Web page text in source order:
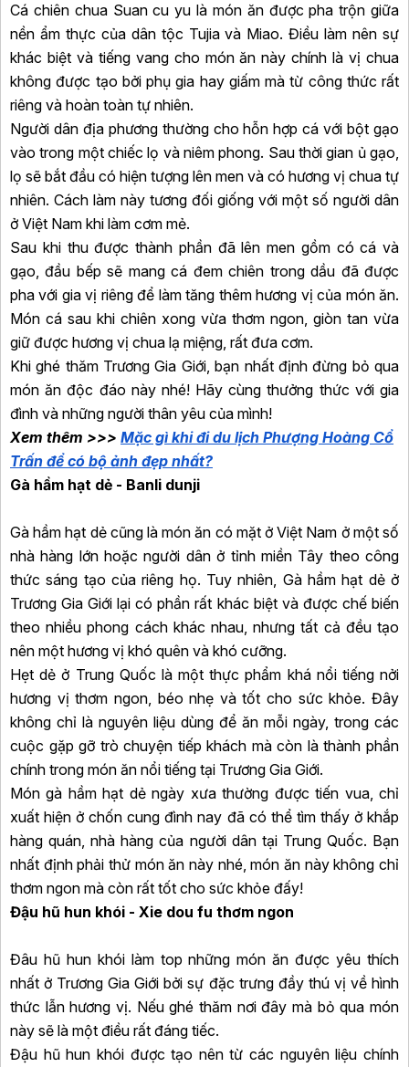
Cá chiên chua Suan cu yu là món ăn được pha trộn giữa
nền ẩm thực của dân tộc Tujia và Miao. Điều làm nên sự
khác biệt và tiếng vang cho món ăn này chính là vị chua
không được tạo bởi phụ gia hay giấm mà từ công thức rất
riêng và hoàn toàn tự nhiên.
Người dân địa phương thường cho hỗn hợp cá với bột gạo
vào trong một chiếc lọ và niêm phong. Sau thời gian ủ gạo,
lọ sẽ bắt đầu có hiện tượng lên men và có hương vị chua tự
nhiên. Cách làm này tương đối giống với một số người dân
ở Việt Nam khi làm cơm mẻ.
Sau khi thu được thành phần đã lên men gồm có cá và
gạo, đầu bếp sẽ mang cá đem chiên trong dầu đã được
pha với gia vị riêng để làm tăng thêm hương vị của món ăn.
Món cá sau khi chiên xong vừa thơm ngon, giòn tan vừa
giữ được hương vị chua lạ miệng, rất đưa cơm.
Khi ghé thăm Trương Gia Giới, bạn nhất định đừng bỏ qua
món ăn độc đáo này nhé! Hãy cùng thưởng thức với gia
đình và những người thân yêu của mình!
Xem thêm >>> Mặc gì khi đi du lịch Phượng Hoàng Cổ
Trấn để có bộ ảnh đẹp nhất?
Gà hầm hạt dẻ - Banli dunji
Gà hầm hạt dẻ cũng là món ăn có mặt ở Việt Nam ở một số
nhà hàng lớn hoặc người dân ở tỉnh miền Tây theo công
thức sáng tạo của riêng họ. Tuy nhiên, Gà hầm hạt dẻ ở
Trương Gia Giới lại có phần rất khác biệt và được chế biến
theo nhiều phong cách khác nhau, nhưng tất cả đều tạo
nên một hương vị khó quên và khó cưỡng.
Hẹt dẻ ở Trung Quốc là một thực phẩm khá nổi tiếng nởi
hương vị thơm ngon, béo nhẹ và tốt cho sức khỏe. Đây
không chỉ là nguyên liệu dùng để ăn mỗi ngày, trong các
cuộc gặp gỡ trò chuyện tiếp khách mà còn là thành phần
chính trong món ăn nổi tiếng tại Trương Gia Giới.
Món gà hầm hạt dẻ ngày xưa thường được tiến vua, chỉ
xuất hiện ở chốn cung đình nay đã có thể tìm thấy ở khắp
hàng quán, nhà hàng của người dân tại Trung Quốc. Bạn
nhất định phải thử món ăn này nhé, món ăn này không chỉ
thơm ngon mà còn rất tốt cho sức khỏe đấy!
Đậu hũ hun khói - Xie dou fu thơm ngon
Đâu hũ hun khói làm top những món ăn được yêu thích
nhất ở Trương Gia Giới bởi sự đặc trưng đầy thú vị về hình
thức lẫn hương vị. Nếu ghé thăm nơi đây mà bỏ qua món
này sẽ là một điều rất đáng tiếc.
Đậu hũ hun khói được tạo nên từ các nguyên liệu chính